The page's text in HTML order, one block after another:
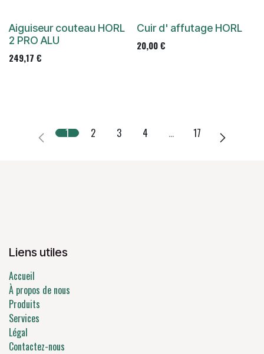
Aiguiseur couteau HORL
2 PRO ALU
249,17 €
Cuir d' affutage HORL
20,00€
1 2 3 4 … 17
Liens utiles
Accueil
À propos de nous
Produits
Services
Légal
Contactez-nous